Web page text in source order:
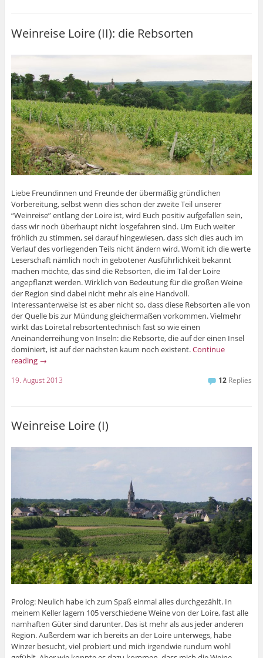
Weinreise Loire (II): die Rebsorten
Liebe Freundinnen und Freunde der übermäßig gründlichen
Vorbereitung, selbst wenn dies schon der zweite Teil unserer
“Weinreise” entlang der Loire ist, wird Euch positiv aufgefallen sein,
dass wir noch überhaupt nicht losgefahren sind. Um Euch weiter
fröhlich zu stimmen, sei darauf hingewiesen, dass sich dies auch im
Verlauf des vorliegenden Teils nicht ändern wird. Womit ich die werte
Leserschaft nämlich noch in gebotener Ausführlichkeit bekannt
machen möchte, das sind die Rebsorten, die im Tal der Loire
angepflanzt werden. Wirklich von Bedeutung für die großen Weine
der Region sind dabei nicht mehr als eine Handvoll.
Interessanterweise ist es aber nicht so, dass diese Rebsorten alle von
der Quelle bis zur Mündung gleichermaßen vorkommen. Vielmehr
wirkt das Loiretal rebsortentechnisch fast so wie einen
Aneinanderreihung von Inseln: die Rebsorte, die auf der einen Insel
dominiert, ist auf der nächsten kaum noch existent.Continue
reading →
19. August 2013 12 Replies
Weinreise Loire (I)
Prolog: Neulich habe ich zum Spaß einmal alles durchgezählt. In
meinem Keller lagern 105 verschiedene Weine von der Loire, fast alle
namhaften Güter sind darunter. Das ist mehr als aus jeder anderen
Region. Außerdem war ich bereits an der Loire unterwegs, habe
Winzer besucht, viel probiert und mich irgendwie rundum wohl